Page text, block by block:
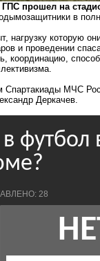
прошел на
в
нагрузку которую
и проведении
координацию,
Спартакиады МЧС
Деркачев.